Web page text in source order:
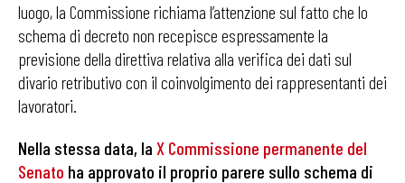
luogo, la Commissione richiama l’attenzione sul fatto che lo
schema di decreto non recepisce espressamente la
previsione della direttiva relativa alla verifica dei dati sul
divario retributivo con il coinvolgimento dei rappresentanti dei
lavoratori.
Nella stessa data, la X Commissione permanente del
Senato ha approvato il proprio parere sullo schema di